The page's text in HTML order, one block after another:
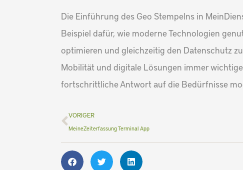
Die Einführung des Geo Stempelns in
Beispiel dafür, wie moderne Technologien
optimieren und gleichzeitig den Datenschutz
Mobilität und digitale Lösungen immer
fortschrittliche Antwort auf die Bedürfnisse
Zurück
VORIGER
MeineZeiterfassung Terminal App